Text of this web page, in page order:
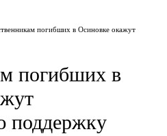
погибших в Осиновке окажут
погибших в
поддержку